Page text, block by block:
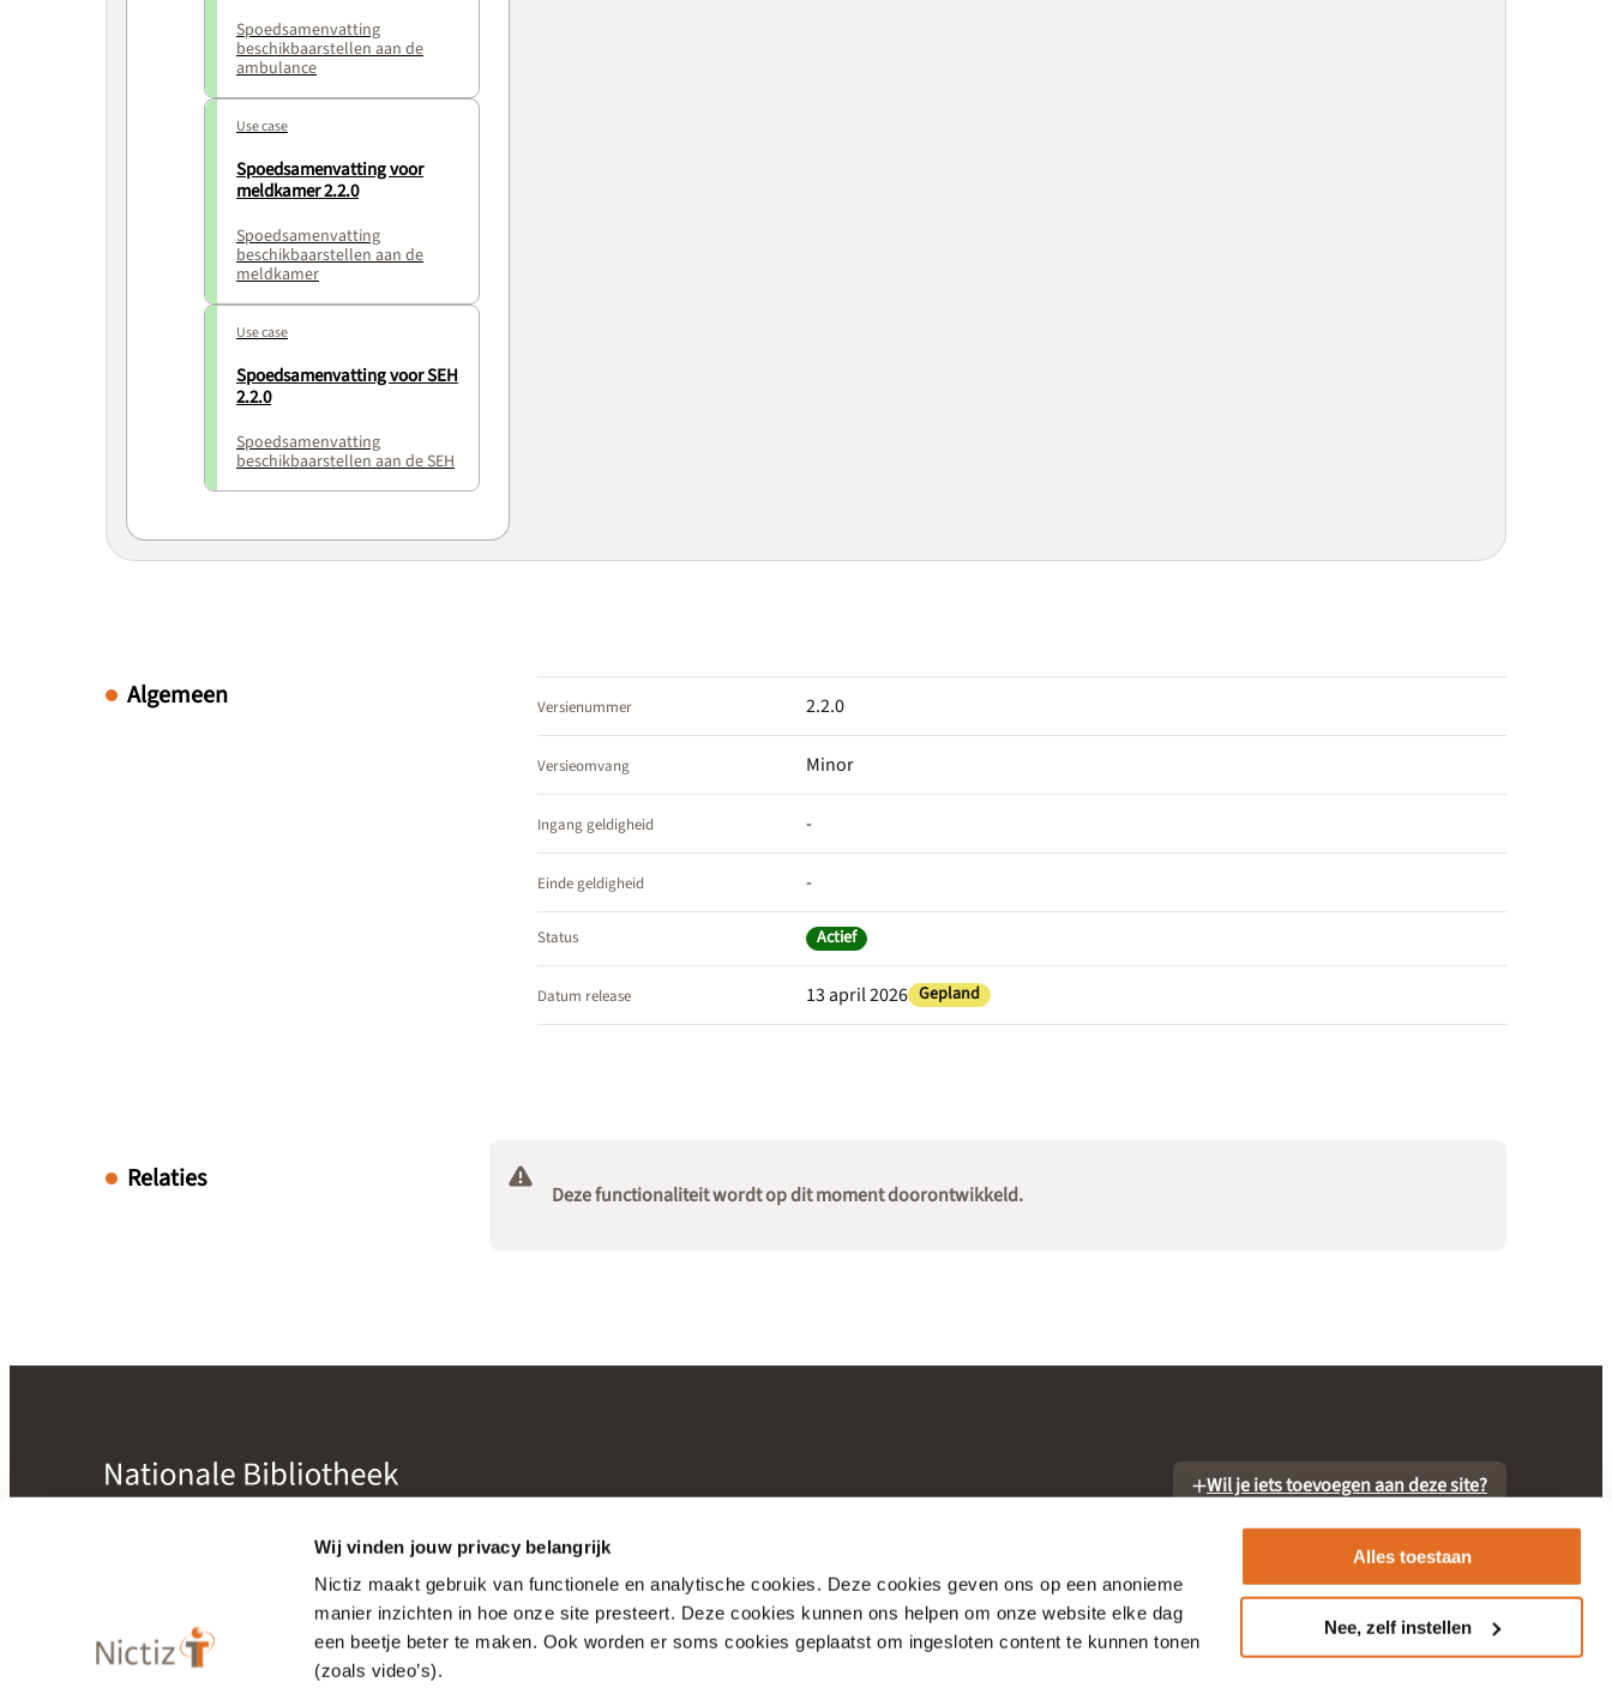
Wij vinden jouw privacy belangrijk
Nictiz maakt gebruik van functionele en analytische cookies. Deze cookies geven ons op een anonieme
manier inzichten in hoe onze site presteert. Deze cookies kunnen ons helpen om onze website elke dag
een beetje beter te maken. Ook worden er soms cookies geplaatst om ingesloten content te kunnen tonen
(zoals video’s).
Alles toestaan
Nee, zelf instellen
Spoedsamenvatting
beschikbaarstellen aan de
ambulance
Use case
Spoedsamenvatting voor
meldkamer 2.2.0
Spoedsamenvatting
beschikbaarstellen aan de
meldkamer
Use case
Spoedsamenvatting voor SEH
2.2.0
Spoedsamenvatting
beschikbaarstellen aan de SEH
Algemeen Versienummer 2.2.0
Versieomvang Minor
Ingang geldigheid -
Einde geldigheid -
Status Actief
Datum release 13 april 2026 Gepland
Relaties Deze functionaliteit wordt op dit moment doorontwikkeld.
Wil je iets toevoegen aan deze site?
Bibliotheek
Releasekalender
Consultaties
Over Nictiz